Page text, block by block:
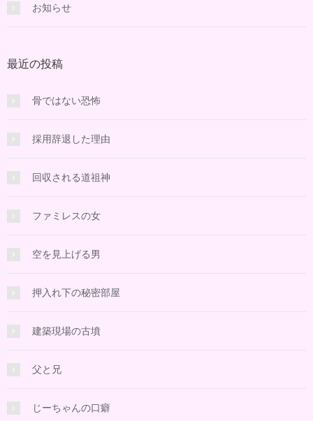
お知らせ
最近の投稿
骨ではない恐怖
採用辞退した理由
回収される道祖神
ファミレスの女
空を見上げる男
押入れ下の秘密部屋
建築現場の古墳
父と兄
じーちゃんの口癖